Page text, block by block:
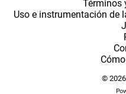
Términos
Uso e instrumentación de
©